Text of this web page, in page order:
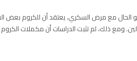
الحال مع مرض السكري، يعتقد أن للكروم بعض
ومع ذلك، لم تثبت الدراسات أن مكملات